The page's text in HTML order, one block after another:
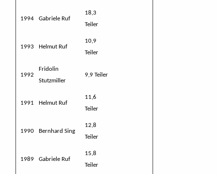
1994 Gabriele Ruf
18,3
Teiler
1993 Helmut Ruf
10,9
Teiler
1992
Fridolin
Stutzmiller
9,9 Teiler
1991 Helmut Ruf
11,6
Teiler
1990 Bernhard Sing
12,8
Teiler
1989 Gabriele Ruf
15,8
Teiler